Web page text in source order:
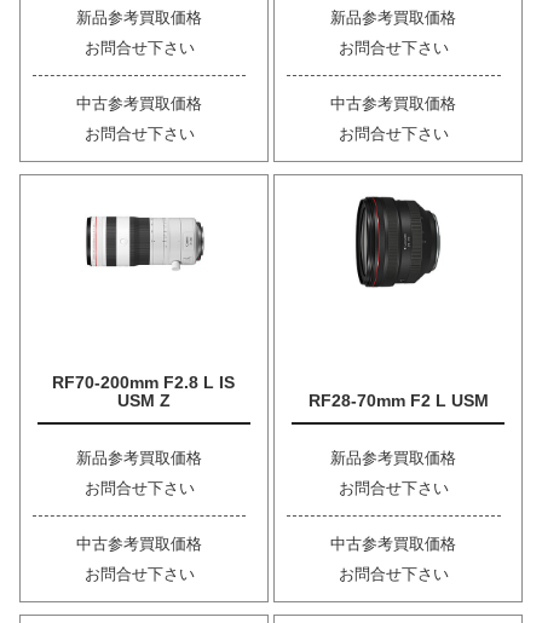
新品参考買取価格
お問合せ下さい
中古参考買取価格
お問合せ下さい
新品参考買取価格
お問合せ下さい
中古参考買取価格
お問合せ下さい
RF70-200mm F2.8 L IS
USM Z
新品参考買取価格
お問合せ下さい
中古参考買取価格
お問合せ下さい
RF28-70mm F2 L USM
新品参考買取価格
お問合せ下さい
中古参考買取価格
お問合せ下さい